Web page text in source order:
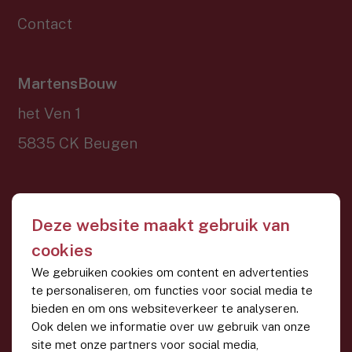
Contact
MartensBouw
het Ven 1
5835 CK Beugen
0485 - 36 13 76
Website door
Deze website maakt gebruik van
cookies
We gebruiken cookies om content en advertenties
te personaliseren, om functies voor social media te
bieden en om ons websiteverkeer te analyseren.
Ook delen we informatie over uw gebruik van onze
site met onze partners voor social media,